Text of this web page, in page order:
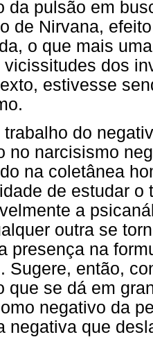
da pulsão em
de Nirvana,
o que mais
vicissitudes dos
estivesse
trabalho do
no narcisismo
na coletânea
de estudar o
a
outra se
presença na
Sugere, então,
que se dá em
negativo da
negativa que